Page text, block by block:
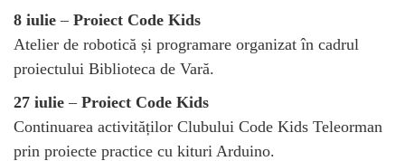
8 iulie – Proiect Code Kids
Atelier de robotică și programare organizat în cadrul
proiectului Biblioteca de Vară.
27 iulie – Proiect Code Kids
Continuarea activităților Clubului Code Kids Teleorman
prin proiecte practice cu kituri Arduino.